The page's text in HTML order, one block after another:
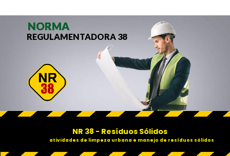
REGULAMENTADORA 38
NORMA
NR 38 - Resíduos Sólidos
atividades de limpeza urbana e manejo de resíduos sólidos